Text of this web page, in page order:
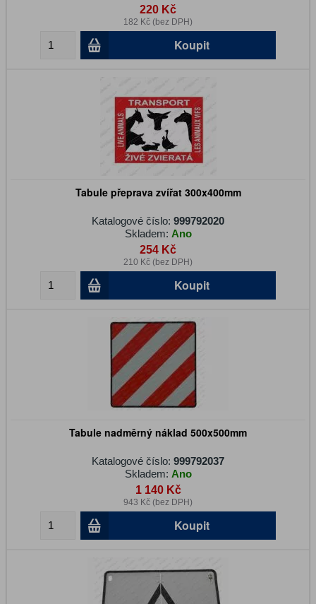
220 Kč
182 Kč (bez DPH)
Koupit
Tabule přeprava zvířat 300x400mm
Katalogové číslo: 999792020
Skladem: Ano
254 Kč
210 Kč (bez DPH)
Koupit
Tabule nadměrný náklad 500x500mm
Katalogové číslo: 999792037
Skladem: Ano
1 140 Kč
943 Kč (bez DPH)
Koupit